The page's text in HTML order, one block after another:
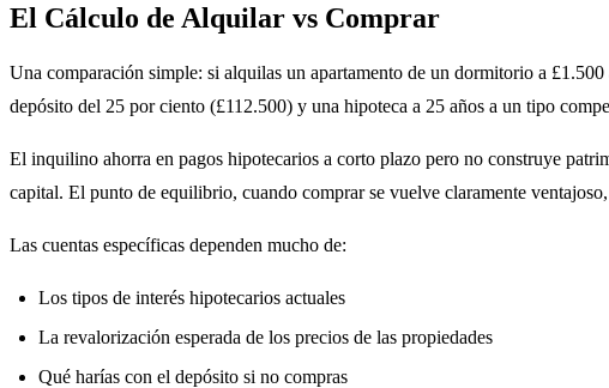
El Cálculo de Alquilar vs Comprar
Una comparación simple: si alquilas un apartamento de un dormitorio a
depósito del 25 por ciento (£112.500) y una hipoteca a 25 años a un tipo
El inquilino ahorra en pagos hipotecarios a corto plazo pero no construye
capital. El punto de equilibrio, cuando comprar se vuelve claramente
Las cuentas específicas dependen mucho de:
Los tipos de interés hipotecarios actuales
La revalorización esperada de los precios de las propiedades
Qué harías con el depósito si no compras